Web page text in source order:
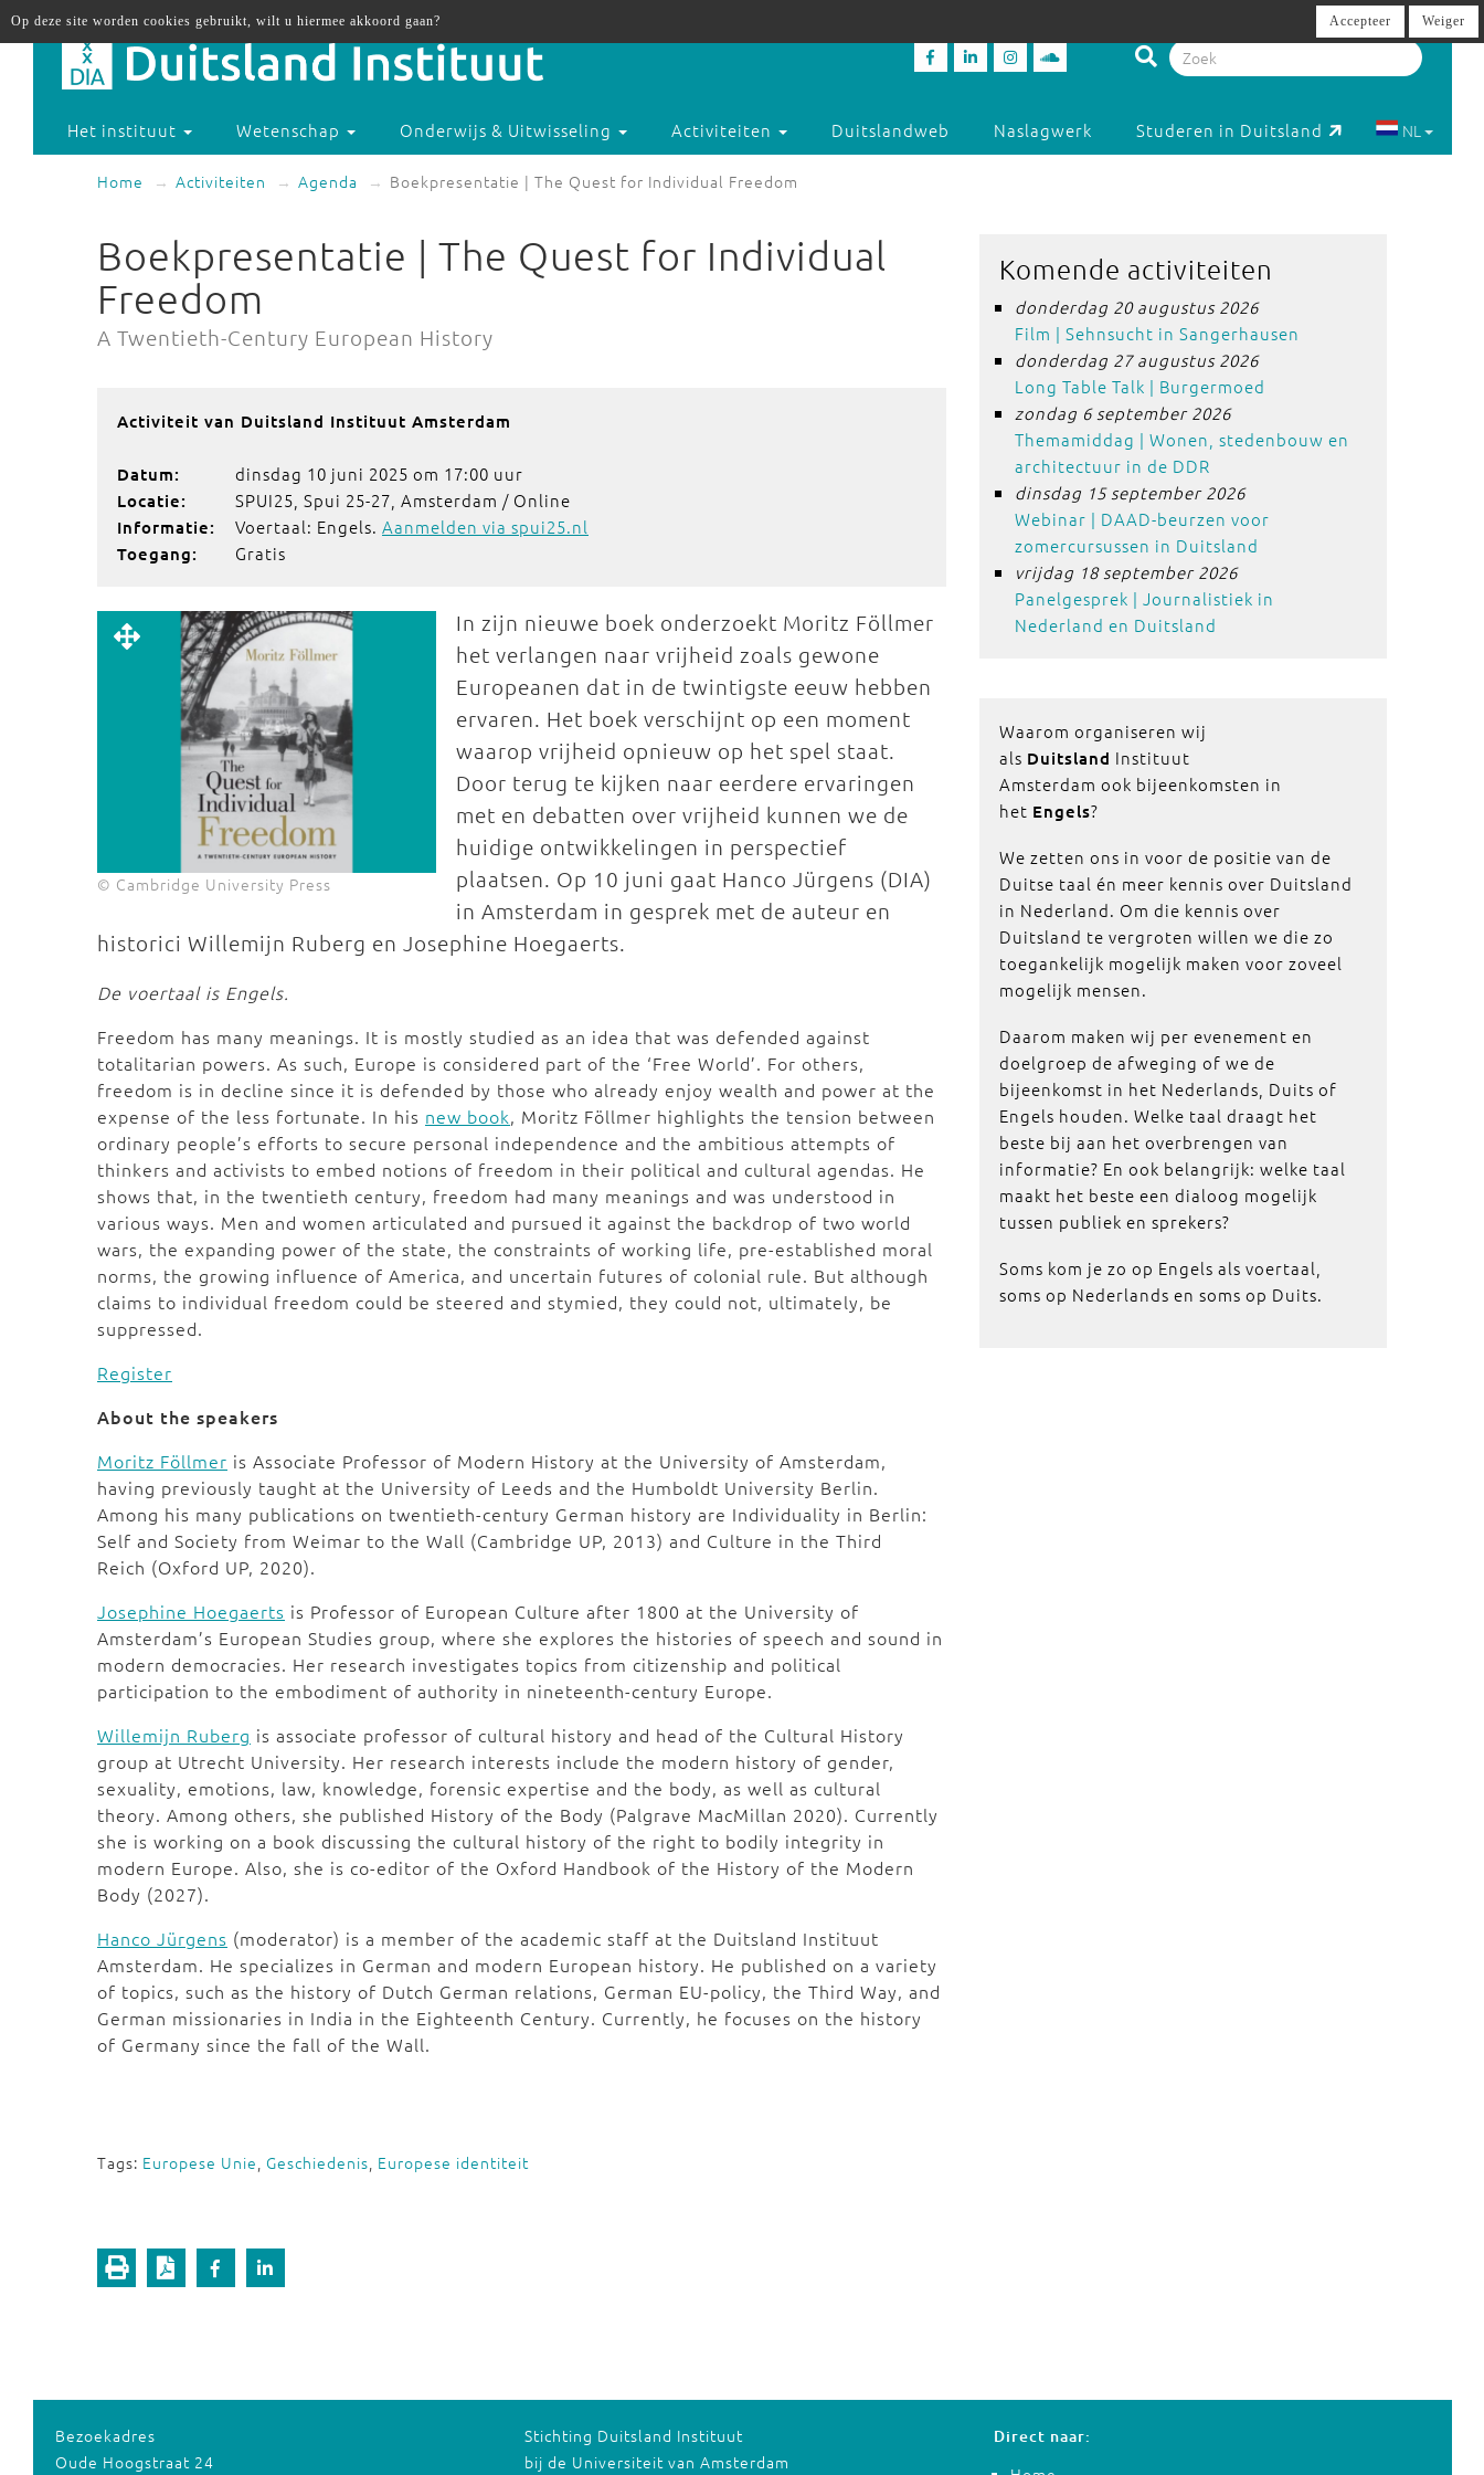
Het instituut Wetenschap Onderwijs & Uitwisseling Activiteiten Duitslandweb Naslagwerk Studeren in Duitsland NL
Home Activiteiten Agenda Boekpresentatie | The Quest for Individual Freedom
Boekpresentatie | The Quest for Individual
Freedom
A Twentieth-Century European History
Activiteit van Duitsland Instituut Amsterdam
Datum: dinsdag 10 juni 2025 om 17:00 uur
Locatie: SPUI25, Spui 25-27, Amsterdam / Online
Informatie: Voertaal: Engels. Aanmelden via spui25.nl
Toegang: Gratis
© Cambridge University Press
In zijn nieuwe boek onderzoekt Moritz Föllmer
het verlangen naar vrijheid zoals gewone
Europeanen dat in de twintigste eeuw hebben
ervaren. Het boek verschijnt op een moment
waarop vrijheid opnieuw op het spel staat.
Door terug te kijken naar eerdere ervaringen
met en debatten over vrijheid kunnen we de
huidige ontwikkelingen in perspectief
plaatsen. Op 10 juni gaat Hanco Jürgens (DIA)
in Amsterdam in gesprek met de auteur en
historici Willemijn Ruberg en Josephine Hoegaerts.
De voertaal is Engels.
Freedom has many meanings. It is mostly studied as an idea that was defended against
totalitarian powers. As such, Europe is considered part of the ‘Free World’. For others,
freedom is in decline since it is defended by those who already enjoy wealth and power at the
expense of the less fortunate. In his new book, Moritz Föllmer highlights the tension between
ordinary people’s efforts to secure personal independence and the ambitious attempts of
thinkers and activists to embed notions of freedom in their political and cultural agendas. He
shows that, in the twentieth century, freedom had many meanings and was understood in
various ways. Men and women articulated and pursued it against the backdrop of two world
wars, the expanding power of the state, the constraints of working life, pre-established moral
norms, the growing influence of America, and uncertain futures of colonial rule. But although
claims to individual freedom could be steered and stymied, they could not, ultimately, be
suppressed.
Register
About the speakers
Moritz Föllmer is Associate Professor of Modern History at the University of Amsterdam,
having previously taught at the University of Leeds and the Humboldt University Berlin.
Among his many publications on twentieth-century German history are Individuality in Berlin:
Self and Society from Weimar to the Wall (Cambridge UP, 2013) and Culture in the Third
Reich (Oxford UP, 2020).
Josephine Hoegaerts is Professor of European Culture after 1800 at the University of
Amsterdam’s European Studies group, where she explores the histories of speech and sound in
modern democracies. Her research investigates topics from citizenship and political
participation to the embodiment of authority in nineteenth-century Europe.
Willemijn Ruberg is associate professor of cultural history and head of the Cultural History
group at Utrecht University. Her research interests include the modern history of gender,
sexuality, emotions, law, knowledge, forensic expertise and the body, as well as cultural
theory. Among others, she published History of the Body (Palgrave MacMillan 2020). Currently
she is working on a book discussing the cultural history of the right to bodily integrity in
modern Europe. Also, she is co-editor of the Oxford Handbook of the History of the Modern
Body (2027).
Hanco Jürgens (moderator) is a member of the academic staff at the Duitsland Instituut
Amsterdam. He specializes in German and modern European history. He published on a variety
of topics, such as the history of Dutch German relations, German EU-policy, the Third Way, and
German missionaries in India in the Eighteenth Century. Currently, he focuses on the history
of Germany since the fall of the Wall.
Tags: Europese Unie, Geschiedenis, Europese identiteit
Komende activiteiten
donderdag 20 augustus 2026
Film | Sehnsucht in Sangerhausen
donderdag 27 augustus 2026
Long Table Talk | Burgermoed
zondag 6 september 2026
Themamiddag | Wonen, stedenbouw en
architectuur in de DDR
dinsdag 15 september 2026
Webinar | DAAD-beurzen voor
zomercursussen in Duitsland
vrijdag 18 september 2026
Panelgesprek | Journalistiek in
Nederland en Duitsland
Waarom organiseren wij
als Duitsland Instituut
Amsterdam ook bijeenkomsten in
het Engels?
We zetten ons in voor de positie van de
Duitse taal én meer kennis over Duitsland
in Nederland. Om die kennis over
Duitsland te vergroten willen we die zo
toegankelijk mogelijk maken voor zoveel
mogelijk mensen.
Daarom maken wij per evenement en
doelgroep de afweging of we de
bijeenkomst in het Nederlands, Duits of
Engels houden. Welke taal draagt het
beste bij aan het overbrengen van
informatie? En ook belangrijk: welke taal
maakt het beste een dialoog mogelijk
tussen publiek en sprekers?
Soms kom je zo op Engels als voertaal,
soms op Nederlands en soms op Duits.
Bezoekadres
Oude Hoogstraat 24
Stichting Duitsland Instituut
bij de Universiteit van Amsterdam
Direct naar:
Op deze site worden cookies gebruikt, wilt u hiermee akkoord gaan? Accepteer Weiger